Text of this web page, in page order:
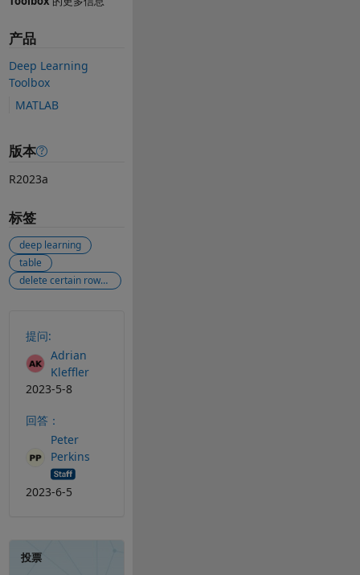
产品
Deep Learning
Toolbox
MATLAB
版本
R2023a
标签
deep learning
table
delete certain rows in table
提问:
Adrian
Kleffler
2023-5-8
回答：
Peter
Perkins
2023-6-5